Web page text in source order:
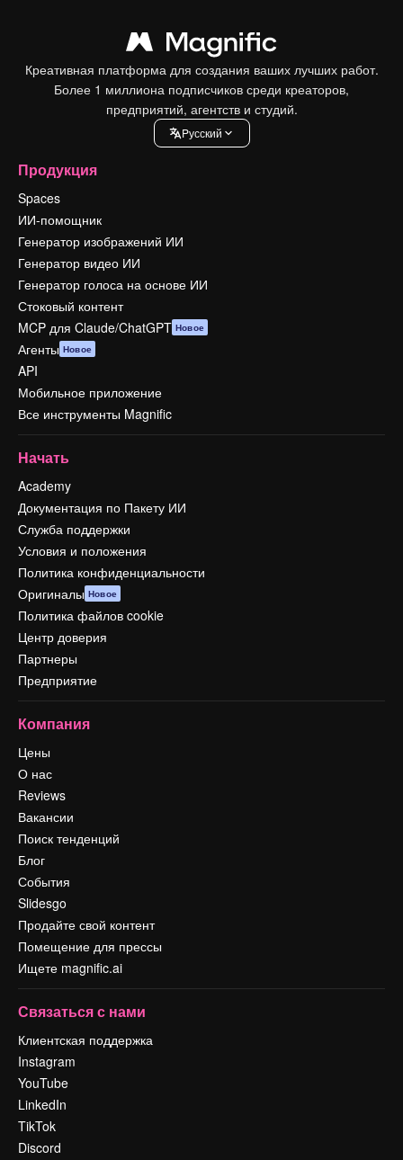
Креативная платформа для создания ваших лучших работ.
Более 1 миллиона подписчиков среди креаторов,
предприятий, агентств и студий.
Pусский
Продукция
Spaces
ИИ-помощник
Генератор изображений ИИ
Генератор видео ИИ
Генератор голоса на основе ИИ
Стоковый контент
MCP для Claude/ChatGPT Новое
Агенты Новое
API
Мобильное приложение
Все инструменты Magnific
Начать
Academy
Документация по Пакету ИИ
Служба поддержки
Условия и положения
Политика конфиденциальности
Оригиналы Новое
Политика файлов cookie
Центр доверия
Партнеры
Предприятие
Компания
Цены
О нас
Reviews
Вакансии
Поиск тенденций
Блог
События
Slidesgo
Продайте свой контент
Помещение для прессы
Ищете magnific.ai
Связаться с нами
Клиентская поддержка
Instagram
YouTube
LinkedIn
TikTok
Discord